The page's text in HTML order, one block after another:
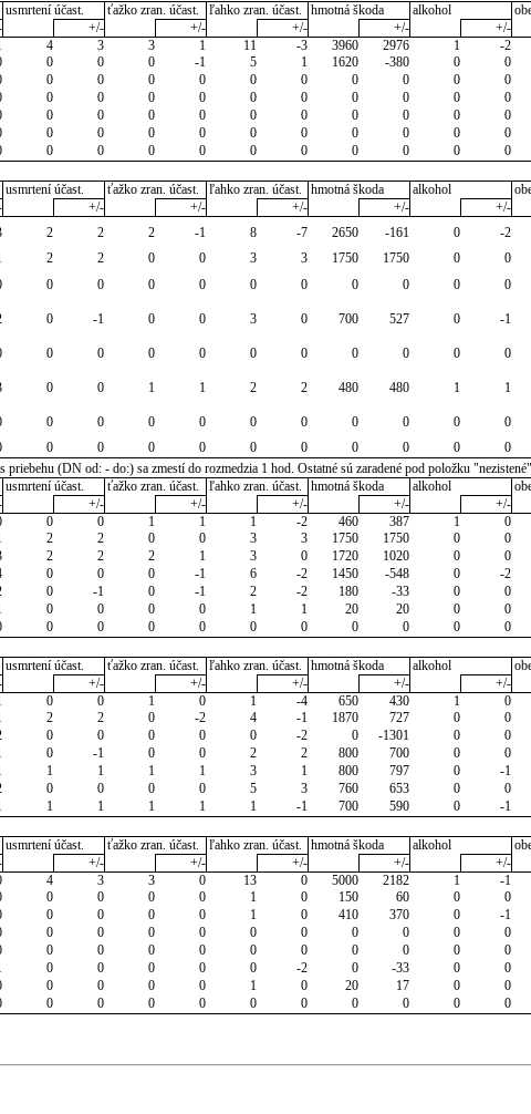
usmrtení účast. ťažko zran. účast. ľahko zran. účast. hmotná škoda alkohol
+/- +/- +/- +/- +/-
4 3 3 1 11 -3 3960 2976 1 -2
0 0 0 -1 5 1 1620 -380 0 0
0 0 0 0 0 0 0 0 0 0
0 0 0 0 0 0 0 0 0 0
0 0 0 0 0 0 0 0 0 0
0 0 0 0 0 0 0 0 0 0
0 0 0 0 0 0 0 0 0 0
usmrtení účast. ťažko zran. účast. ľahko zran. účast. hmotná škoda alkohol
+/- +/- +/- +/- +/-
2 2 2 -1 8 -7 2650 -161 0 -2
2 2 0 0 3 3 1750 1750 0 0
0 0 0 0 0 0 0 0 0 0
0 -1 0 0 3 0 700 527 0 -1
0 0 0 0 0 0 0 0 0 0
0 0 1 1 2 2 480 480 1 1
0 0 0 0 0 0 0 0 0 0
0 0 0 0 0 0 0 0 0 0
(DN od: - do:) sa zmestí do rozmedzia 1 hod. Ostatné sú zaradené pod položku "nezistené"
usmrtení účast. ťažko zran. účast. ľahko zran. účast. hmotná škoda alkohol
+/- +/- +/- +/- +/-
0 0 1 1 1 -2 460 387 1 0
2 2 0 0 3 3 1750 1750 0 0
2 2 2 1 3 0 1720 1020 0 0
0 0 0 -1 6 -2 1450 -548 0 -2
0 -1 0 -1 2 -2 180 -33 0 0
0 0 0 0 1 1 20 20 0 0
0 0 0 0 0 0 0 0 0 0
usmrtení účast. ťažko zran. účast. ľahko zran. účast. hmotná škoda alkohol
+/- +/- +/- +/- +/-
0 0 1 0 1 -4 650 430 1 0
2 2 0 -2 4 -1 1870 727 0 0
0 0 0 0 0 -2 0 -1301 0 0
0 -1 0 0 2 2 800 700 0 0
1 1 1 1 3 1 800 797 0 -1
0 0 0 0 5 3 760 653 0 0
1 1 1 1 1 -1 700 590 0 -1
usmrtení účast. ťažko zran. účast. ľahko zran. účast. hmotná škoda alkohol
+/- +/- +/- +/- +/-
4 3 3 0 13 0 5000 2182 1 -1
0 0 0 0 1 0 150 60 0 0
0 0 0 0 1 0 410 370 0 -1
0 0 0 0 0 0 0 0 0 0
0 0 0 0 0 0 0 0 0 0
0 0 0 0 0 -2 0 -33 0 0
0 0 0 0 1 0 20 17 0 0
0 0 0 0 0 0 0 0 0 0